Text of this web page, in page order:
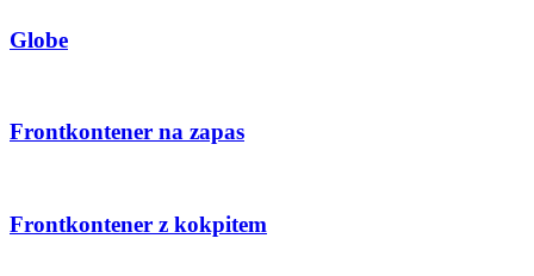
Globe
Frontkontener na zapas
Frontkontener z kokpitem